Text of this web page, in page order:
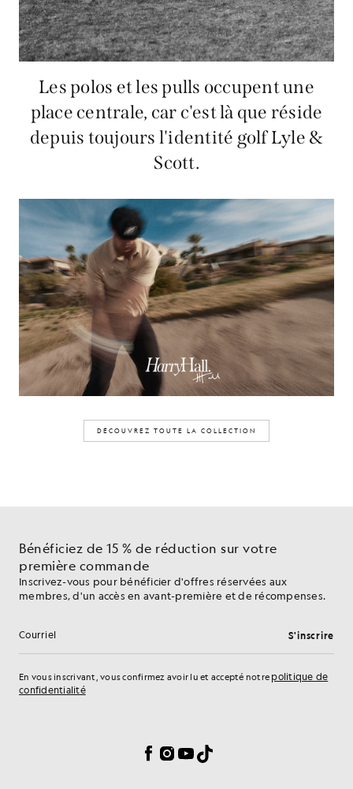
Les polos et les pulls occupent une
place centrale, car c'est là que réside
depuis toujours l'identité golf Lyle &
Scott.
DÉCOUVREZ TOUTE LA COLLECTION
Bénéficiez de 15 % de réduction sur votre
première commande
Inscrivez-vous pour bénéficier d'offres réservées aux
membres, d'un accès en avant-première et de récompenses.
Adresse e-mail S'inscrire
En vous inscrivant, vous confirmez avoir lu et accepté notre politique de
confidentialité
Facebook
Instagram
YouTube
TikTok